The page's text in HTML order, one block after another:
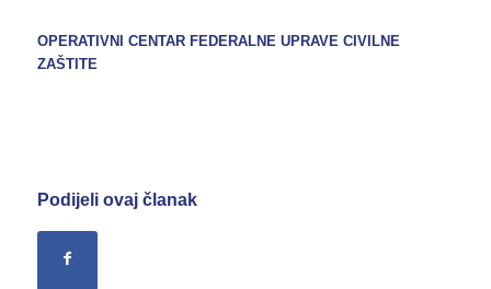
OPERATIVNI CENTAR FEDERALNE UPRAVE CIVILNE
ZAŠTITE
Podijeli ovaj članak